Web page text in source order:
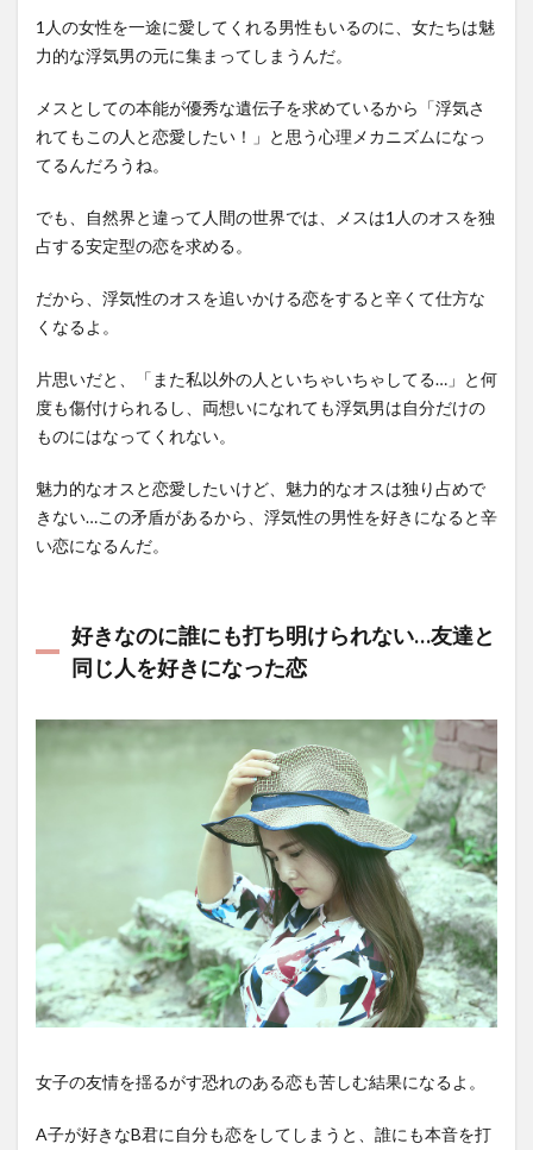
1人の女性を一途に愛してくれる男性もいるのに、女たちは魅
力的な浮気男の元に集まってしまうんだ。
メスとしての本能が優秀な遺伝子を求めているから「浮気さ
れてもこの人と恋愛したい！」と思う心理メカニズムになっ
てるんだろうね。
でも、自然界と違って人間の世界では、メスは1人のオスを独
占する安定型の恋を求める。
だから、浮気性のオスを追いかける恋をすると辛くて仕方な
くなるよ。
片思いだと、「また私以外の人といちゃいちゃしてる…」と何
度も傷付けられるし、両想いになれても浮気男は自分だけの
ものにはなってくれない。
魅力的なオスと恋愛したいけど、魅力的なオスは独り占めで
きない…この矛盾があるから、浮気性の男性を好きになると辛
い恋になるんだ。
好きなのに誰にも打ち明けられない…友達と
同じ人を好きになった恋
女子の友情を揺るがす恐れのある恋も苦しむ結果になるよ。
A子が好きなB君に自分も恋をしてしまうと、誰にも本音を打